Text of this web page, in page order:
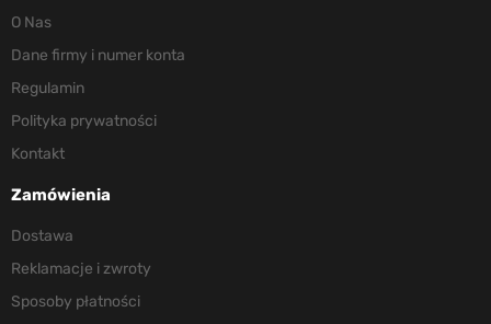
O Nas
Dane firmy i numer konta
Regulamin
Polityka prywatności
Kontakt
Zamówienia
Dostawa
Reklamacje i zwroty
Sposoby płatności